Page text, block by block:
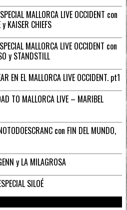
MALLORCA LIVE OCCIDENT con
KAISER CHIEFS
MALLORCA LIVE OCCIDENT con
y STANDSTILL
EN EL MALLORCA LIVE OCCIDENT. pt1
TO MALLORCA LIVE – MARIBEL
con FIN DEL MUNDO,
y LA MILAGROSA
SILOÉ